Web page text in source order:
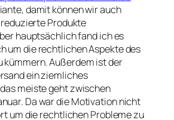
damit können wir auch
Produkte
hauptsächlich fand ich es
um die rechtlichen Aspekte des
kümmern. Außerdem ist der
ein ziemliches
meiste geht zwischen
Da war die Motivation nicht
um die rechtlichen Probleme zu